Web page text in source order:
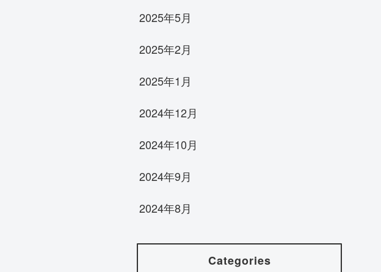
2025年5月
2025年2月
2025年1月
2024年12月
2024年10月
2024年9月
2024年8月
Categories